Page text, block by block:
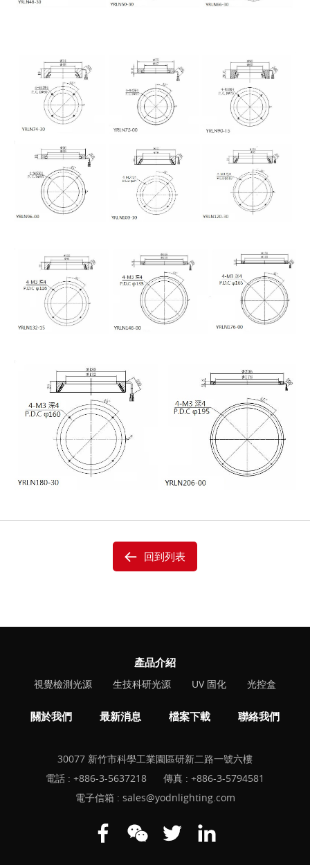
回到列表
產品介紹
視覺檢測光源 生技科研光源 UV 固化 光控盒
關於我們 最新消息 檔案下載 聯絡我們
30077 新竹市科學工業園區研新二路一號六樓
電話 : +886-3-5637218
傳真 : +886-3-5794581
電子信箱 : sales@yodnlighting.com